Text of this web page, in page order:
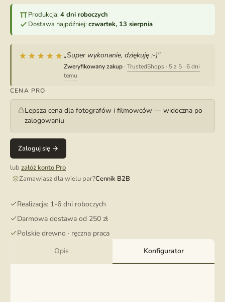
Produkcja: 4 dni roboczych
Dostawa najpóźniej: czwartek, 13 sierpnia
★★★★★„Super wykonanie, dziękuję :-)"
Zweryfikowany zakup · TrustedShops · 5 z 5 · 6 dni
temu
CENA PRO
Lepsza cena dla fotografów i filmowców — widoczna po
zalogowaniu
Zaloguj się →
lub załóż konto Pro
Zamawiasz dla wielu par?Cennik B2B
Realizacja: 1-6 dni roboczych
Darmowa dostawa od 250 zł
Polskie drewno · ręczna praca
Opis
Konfigurator